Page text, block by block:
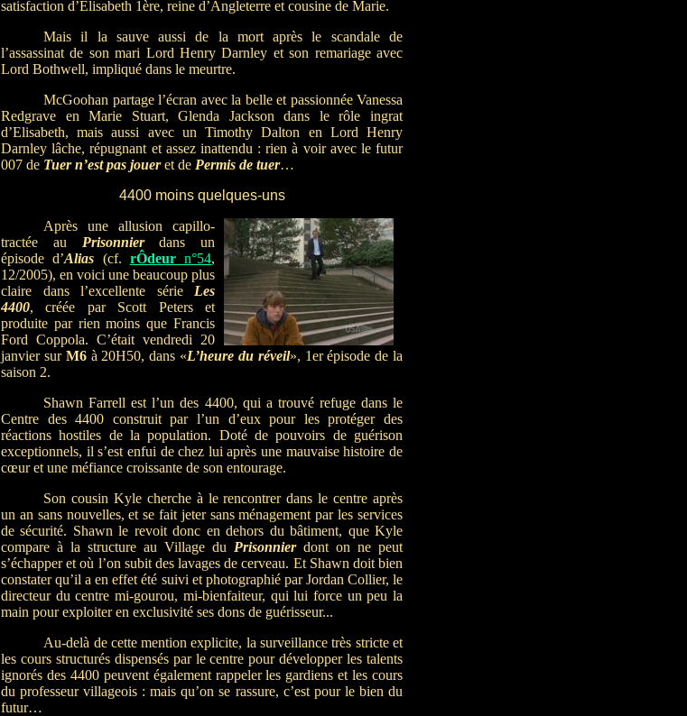
satisfaction d’Elisabeth 1ère, reine d’Angleterre et cousine de Marie.
Mais il la sauve aussi de la mort après le scandale de
l’assassinat de son mari Lord Henry Darnley et son remariage avec
Lord Bothwell, impliqué dans le meurtre.
McGoohan partage l’écran avec la belle et passionnée Vanessa
Redgrave en Marie Stuart, Glenda Jackson dans le rôle ingrat
d’Elisabeth, mais aussi avec un Timothy Dalton en Lord Henry
Darnley lâche, répugnant et assez inattendu : rien à voir avec le futur
007 de Tuer n’est pas joueret de Permis de tuer…
4400 moins quelques-uns
Après une allusion capillo-
tractée au Prisonnierdans un
épisode d’Alias (cf. rÔdeurn°54,
12/2005), en voici une beaucoup plus
claire dans l’excellente série Les
4400, créée par Scott Peters et
produite par rien moins que Francis
Ford Coppola. C’était vendredi 20
janvier sur M6à 20H50, dans «L’heure du réveil», 1er épisode de la
saison 2.
Shawn Farrell est l’un des 4400, qui a trouvé refuge dans le
Centre des 4400 construit par l’un d’eux pour les protéger des
réactions hostiles de la population. Doté de pouvoirs de guérison
exceptionnels, il s’est enfui de chez lui après une mauvaise histoire de
cœur et une méfiance croissante de son entourage.
Son cousin Kyle cherche à le rencontrer dans le centre après
un an sans nouvelles, et se fait jeter sans ménagement par les services
de sécurité. Shawn le revoit donc en dehors du bâtiment, que Kyle
compare à la structure au Village du Prisonnierdont on ne peut
s’échapper et où l’on subit des lavages de cerveau. Et Shawn doit bien
constater qu’il a en effet été suivi et photographié par Jordan Collier, le
directeur du centre mi-gourou, mi-bienfaiteur, qui lui force un peu la
main pour exploiter en exclusivité ses dons de guérisseur...
Au-delà de cette mention explicite, la surveillance très stricte et
les cours structurés dispensés par le centre pour développer les talents
ignorés des 4400 peuvent également rappeler les gardiens et les cours
du professeur villageois : mais qu’on se rassure, c’est pour le bien du
futur…